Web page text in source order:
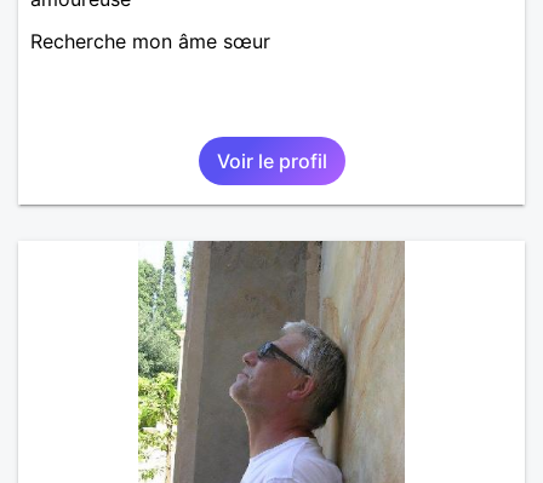
Recherche mon âme sœur
Voir le profil